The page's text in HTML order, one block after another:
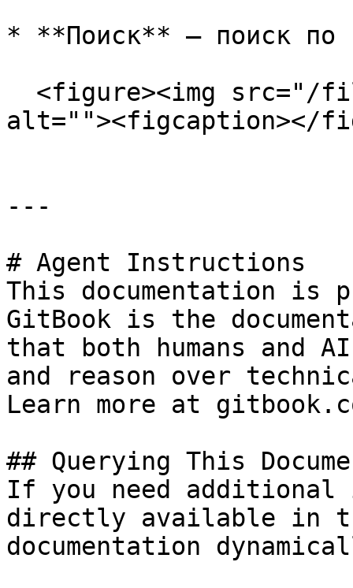
* **Поиск** — поиск по
alt=""><figcaption></
---
# Agent Instructions
This documentation is
GitBook is the
that both humans and
and reason over
Learn more at
## Querying This
If you need
directly available in
documentation